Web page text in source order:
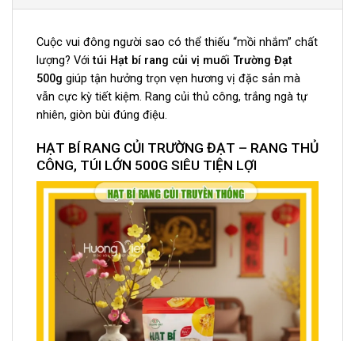
Cuộc vui đông người sao có thể thiếu “mồi nhắm” chất
lượng? Vớitúi Hạt bí rang củi vị muối Trường Đạt
500g giúp tận hưởng trọn vẹn hương vị đặc sản mà
vẫn cực kỳ tiết kiệm. Rang củi thủ công, trắng ngà tự
nhiên, giòn bùi đúng điệu.
HẠT BÍ RANG CỦI TRƯỜNG ĐẠT – RANG THỦ
CÔNG, TÚI LỚN 500G SIÊU TIỆN LỢI